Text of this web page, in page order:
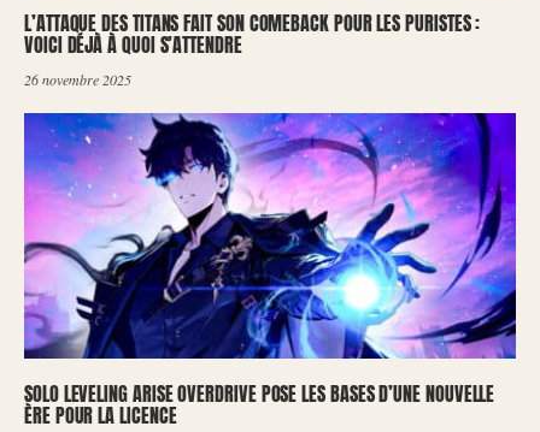
L’ATTAQUE DES TITANS FAIT SON COMEBACK POUR LES PURISTES :
VOICI DÉJÀ À QUOI S’ATTENDRE
26 novembre 2025
SOLO LEVELING ARISE OVERDRIVE POSE LES BASES D’UNE NOUVELLE
ÈRE POUR LA LICENCE